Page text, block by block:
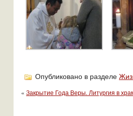
Опубликовано в разделе
« Закрытие Года Веры. Литургия в